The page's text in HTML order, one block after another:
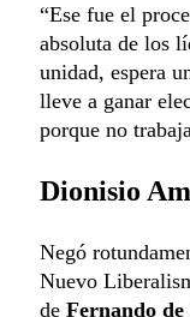
“Ese fue el
absoluta de los
unidad, espera
lleve a ganar
porque no
Dionisio
Negó
Nuevo
de Fernando